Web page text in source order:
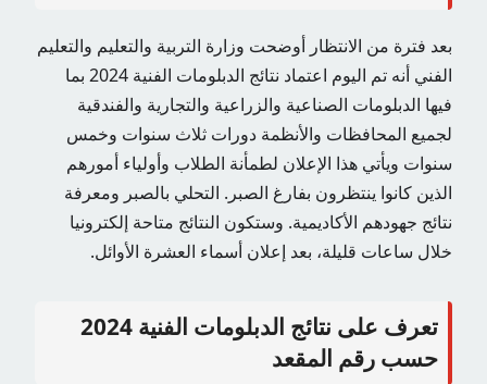
بعد فترة من الانتظار أوضحت وزارة التربية والتعليم والتعليم
الفني أنه تم اليوم اعتماد نتائج الدبلومات الفنية 2024 بما
فيها الدبلومات الصناعية والزراعية والتجارية والفندقية
لجميع المحافظات والأنظمة دورات ثلاث سنوات وخمس
سنوات ويأتي هذا الإعلان لطمأنة الطلاب وأولياء أمورهم
الذين كانوا ينتظرون بفارغ الصبر. التحلي بالصبر ومعرفة
نتائج جهودهم الأكاديمية. وستكون النتائج متاحة إلكترونيا
خلال ساعات قليلة، بعد إعلان أسماء العشرة الأوائل.
تعرف على نتائج الدبلومات الفنية 2024
حسب رقم المقعد